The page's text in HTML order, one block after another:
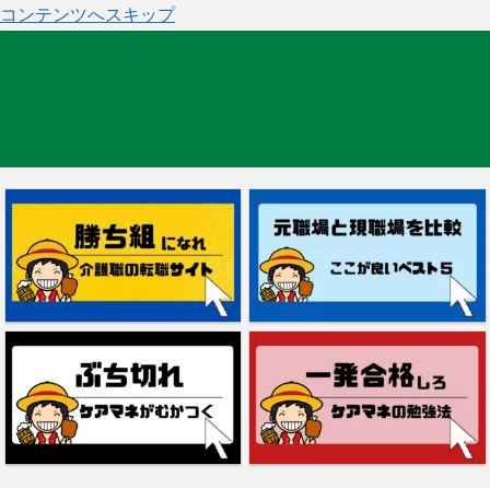
コンテンツへスキップ